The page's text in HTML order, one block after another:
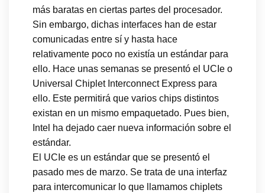
más baratas en ciertas partes del procesador.
Sin embargo, dichas interfaces han de estar
comunicadas entre sí y hasta hace
relativamente poco no existía un estándar para
ello. Hace unas semanas se presentó el UCIe o
Universal Chiplet Interconnect Express para
ello. Este permitirá que varios chips distintos
existan en un mismo empaquetado. Pues bien,
Intel ha dejado caer nueva información sobre el
estándar.
El UCIe es un estándar que se presentó el
pasado mes de marzo. Se trata de una interfaz
para intercomunicar lo que llamamos chiplets